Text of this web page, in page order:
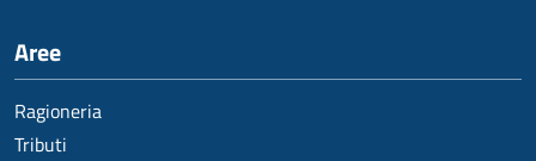
Aree
Ragioneria
Tributi